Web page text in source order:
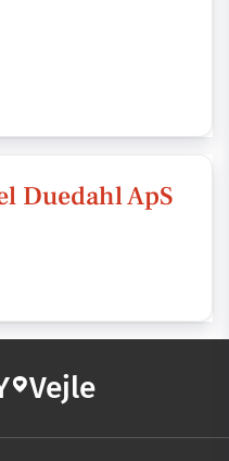
Duedahl ApS
Vejle